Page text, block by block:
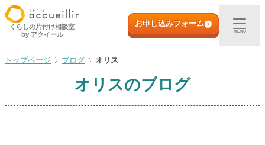
内
容
キ
初めての方へ
宅配買取
くらしの片付け相談室
by アクイール
お申し込みフォーム
MENU
ブログ オリス
オリスのブログ